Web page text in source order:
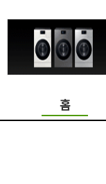
홈